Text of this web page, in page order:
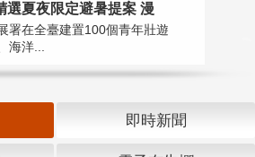
選夏夜限定避暑提案 漫
署在全臺建置100個青年壯遊
海洋...
即時新聞